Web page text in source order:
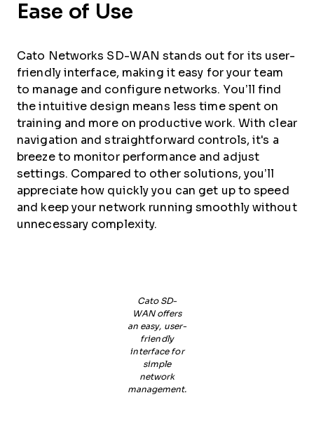
Ease of Use
Cato Networks SD-WAN stands out for its user-
friendly interface, making it easy for your team
to manage and configure networks. You’ll find
the intuitive design means less time spent on
training and more on productive work. With clear
navigation and straightforward controls, it's a
breeze to monitor performance and adjust
settings. Compared to other solutions, you’ll
appreciate how quickly you can get up to speed
and keep your network running smoothly without
unnecessary complexity.
Cato SD-
WAN offers
an easy, user-
friendly
interface for
simple
network
management.